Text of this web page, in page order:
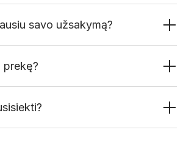
savo užsakymą?
prekę?